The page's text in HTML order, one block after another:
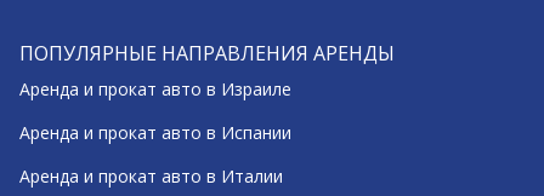
ПОПУЛЯРНЫЕ НАПРАВЛЕНИЯ АРЕНДЫ
Аренда и прокат авто в Израиле
Аренда и прокат авто в Испании
Аренда и прокат авто в Италии